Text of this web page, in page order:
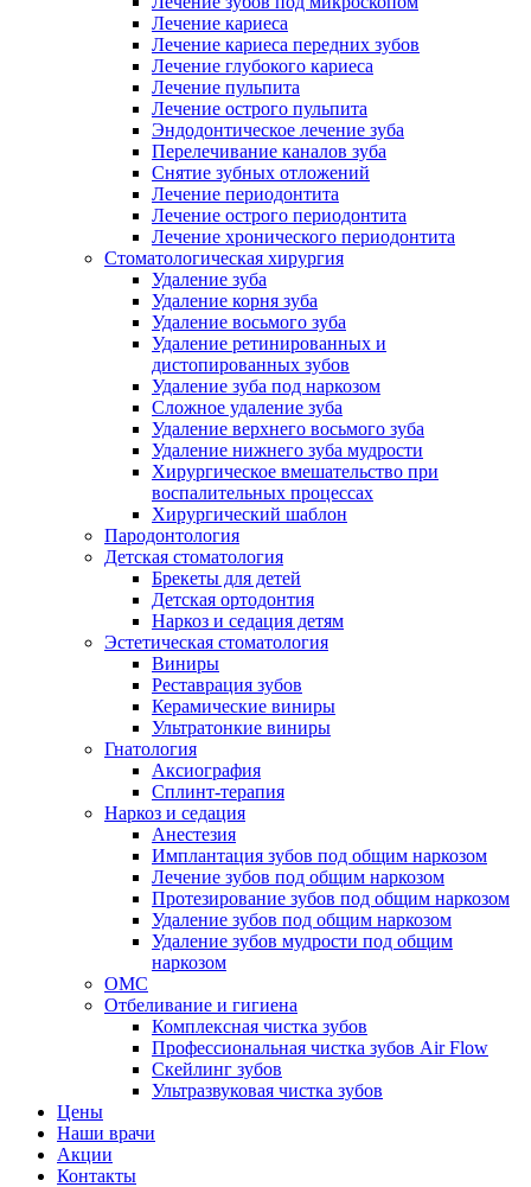
Лечение кариеса
Лечение кариеса передних зубов
Лечение глубокого кариеса
Лечение пульпита
Лечение острого пульпита
Эндодонтическое лечение зуба
Перелечивание каналов зуба
Снятие зубных отложений
Лечение периодонтита
Лечение острого периодонтита
Лечение хронического периодонтита
Стоматологическая хирургия
Удаление зуба
Удаление корня зуба
Удаление восьмого зуба
Удаление ретинированных и
дистопированных зубов
Удаление зуба под наркозом
Сложное удаление зуба
Удаление верхнего восьмого зуба
Удаление нижнего зуба мудрости
Хирургическое вмешательство при
воспалительных процессах
Хирургический шаблон
Пародонтология
Детская стоматология
Брекеты для детей
Детская ортодонтия
Наркоз и седация детям
Эстетическая стоматология
Виниры
Реставрация зубов
Керамические виниры
Ультратонкие виниры
Гнатология
Аксиография
Сплинт-терапия
Наркоз и седация
Анестезия
Имплантация зубов под общим наркозом
Лечение зубов под общим наркозом
Протезирование зубов под общим наркозом
Удаление зубов под общим наркозом
Удаление зубов мудрости под общим
наркозом
ОМС
Отбеливание и гигиена
Комплексная чистка зубов
Профессиональная чистка зубов Air Flow
Скейлинг зубов
Ультразвуковая чистка зубов
Цены
Наши врачи
Акции
Контакты